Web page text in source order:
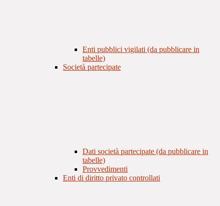
Enti pubblici vigilati (da pubblicare in
tabelle)
Società partecipate
Dati società partecipate (da pubblicare in
tabelle)
Provvedimenti
Enti di diritto privato controllati